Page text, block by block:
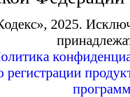
2025.
регистрации